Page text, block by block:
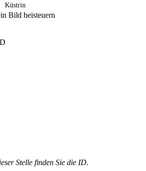
Küstrin
Bild beisteuern
Stelle finden Sie die ID.